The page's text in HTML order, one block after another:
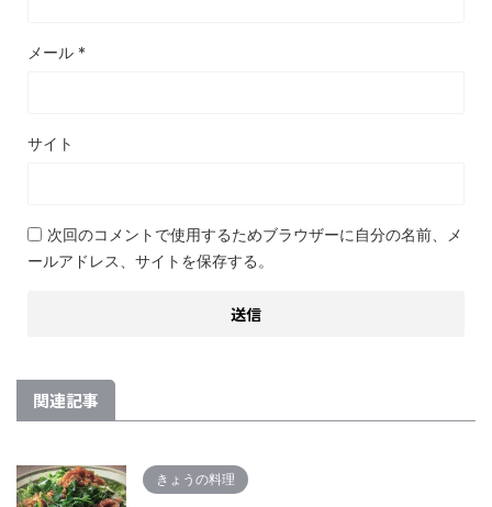
メール *
サイト
次回のコメントで使用するためブラウザーに自分の名前、メ
ールアドレス、サイトを保存する。
関連記事
きょうの料理